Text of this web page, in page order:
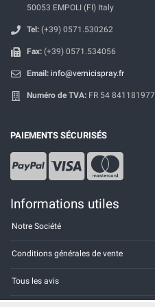
50053 EMPOLI (FI) Italy
Tel: (+39) 0571.530262
Fax: (+39) 0571.534056
Email: info@vernicispray.fr
Numéro de TVA: FR 54 841181977
PAIEMENTS SÉCURISÉS
Informations utiles
Notre Société
Conditions générales de vente
Tous les avis